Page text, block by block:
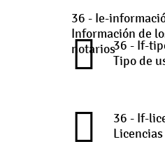
36 - Ie-
Información de
notarios36 - If-
Tipo de
36 - If-